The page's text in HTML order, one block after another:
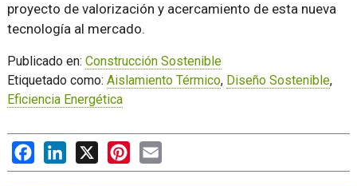
proyecto de valorización y acercamiento de esta nueva
tecnología al mercado.
Publicado en: Construcción Sostenible
Etiquetado como: Aislamiento Térmico, Diseño Sostenible,
Eficiencia Energética
FacebookLinkedIn
X PinterestEmail